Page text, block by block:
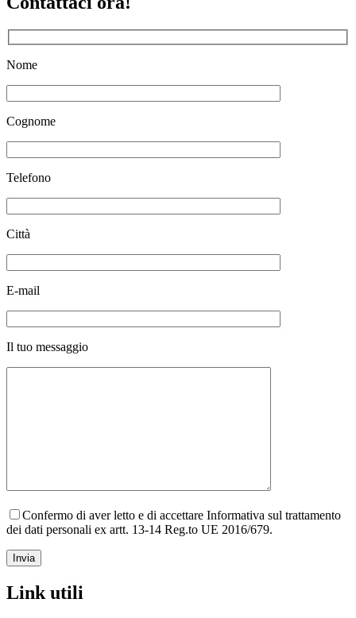
Nome
Cognome
Telefono
Città
E-mail
Il tuo messaggio
Confermo di aver letto e di accettare Informativa sul trattamento
dei dati personali ex artt. 13-14 Reg.to UE 2016/679.
Link utili